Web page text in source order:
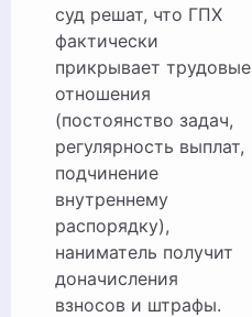
суд решат, что ГПХ
фактически
прикрывает трудовые
отношения
(постоянство задач,
регулярность выплат,
подчинение
внутреннему
распорядку),
наниматель получит
доначисления
взносов и штрафы.